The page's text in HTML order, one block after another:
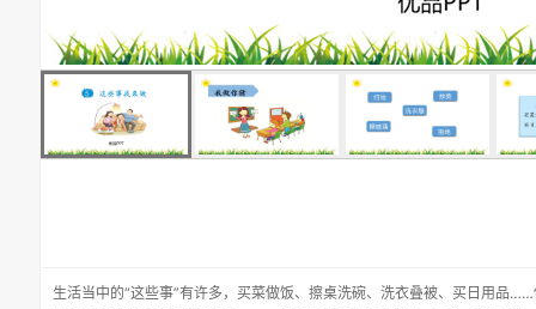
生活当中的“这些事”有许多，买菜做饭、擦桌洗碗、洗衣叠被、买日用品